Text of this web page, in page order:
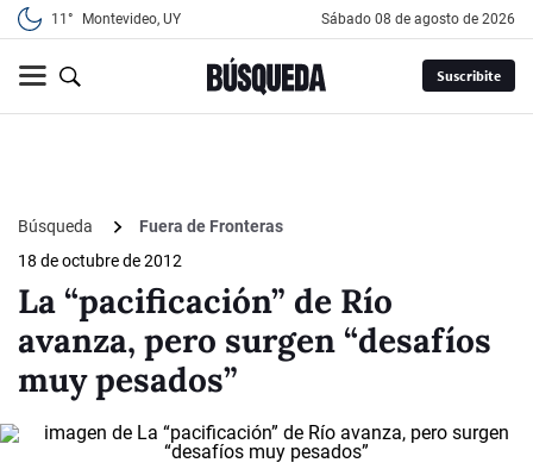
11° Montevideo, UY sábado 08 de agosto de 2026
Suscribite
Búsqueda
Fuera de Fronteras
18 de octubre de 2012
La “pacificación” de Río
avanza, pero surgen “desafíos
muy pesados”